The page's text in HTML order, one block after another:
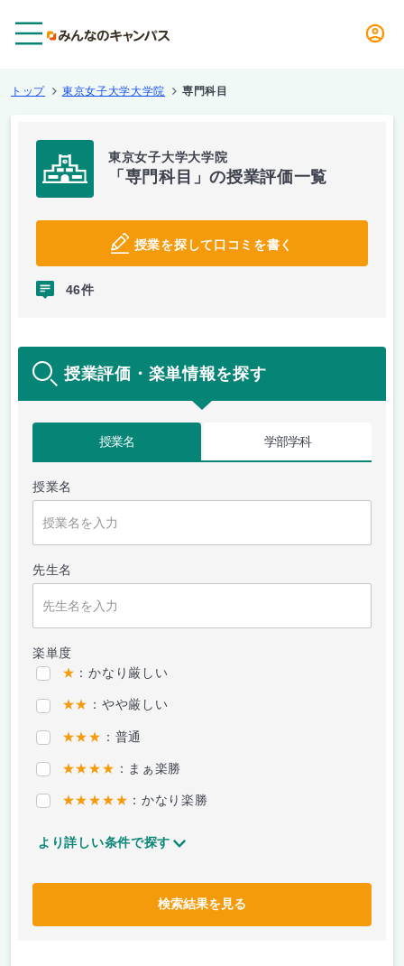
トップ 東京女子大学大学院 専門科目
東京女子大学大学院
「専門科目」の授業評価一覧
授業を探して口コミを書く
46件
授業評価・楽単情報を探す
授業名 学部学科
授業名
先生名
楽単度
★ ：かなり厳しい
★★ ：やや厳しい
★★★ ：普通
★★★★ ：まぁ楽勝
★★★★★ ：かなり楽勝
より詳しい条件で探す
検索結果を見る